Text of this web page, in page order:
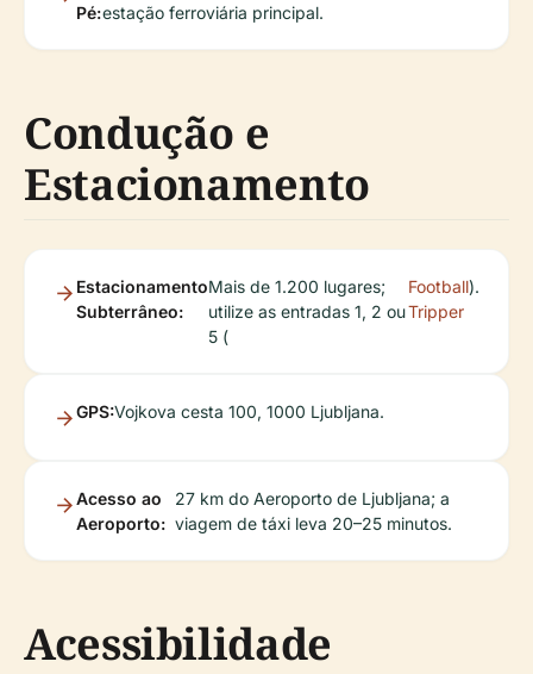
Pé:estação ferroviária principal.
Condução e
Estacionamento
Estacionamento
Subterrâneo:
Mais de 1.200 lugares;
utilize as entradas 1, 2 ou
5 (
Football
Tripper
).
GPS:Vojkova cesta 100, 1000 Ljubljana.
Acesso ao
Aeroporto:
27 km do Aeroporto de Ljubljana; a
viagem de táxi leva 20–25 minutos.
Acessibilidade